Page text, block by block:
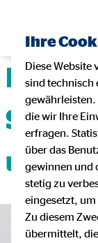
Deine
und
Ihre
Diese Website
sind technisch
gewährleisten.
die wir Ihre
erfragen.
über das
gewinnen und
stetig zu
eingesetzt,
Zu diesem
übermittelt,